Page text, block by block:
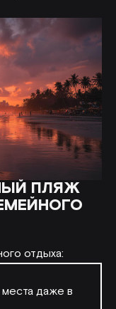
ПЛЯЖ
отдыха:
даже в